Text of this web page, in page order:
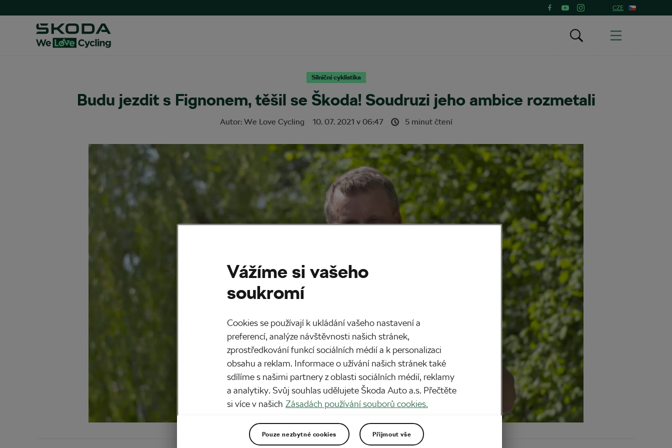
CZE
Silniční cyklistika
Budu jezdit s Fignonem, těšil se Škoda! Soudruzi jeho ambice rozmetali
Autor: We Love Cycling 10. 07. 2021 v 06:47 5 minut čtení
Vážíme si vašeho
soukromí
Cookies se používají k ukládání vašeho nastavení a
preferencí, analýze návštěvnosti našich stránek,
zprostředkování funkcí sociálních médií a k personalizaci
obsahu a reklam. Informace o užívání našich stránek také
sdílíme s našimi partnery z oblasti sociálních médií, reklamy
a analytiky. Svůj souhlas udělujete Škoda Auto a.s. Přečtěte
si více v našich Zásadách používání souborů cookies.
Pouze nezbytné cookies Přijmout vše